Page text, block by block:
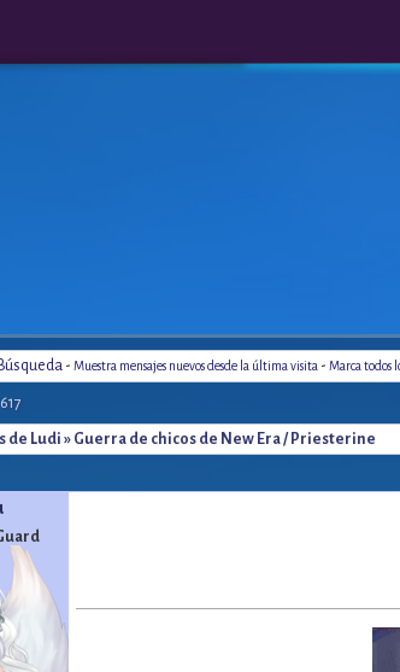
Búsqueda - Muestra mensajes nuevos desde la última visita - Marca todos
617
de Ludi » Guerra de chicos de New Era / Priesterine